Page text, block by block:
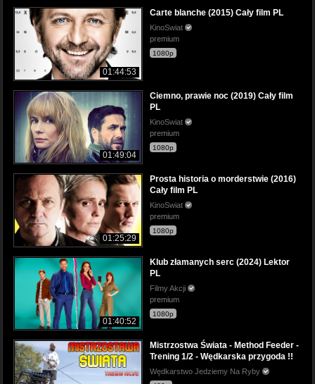
01:44:53
Carte blanche (2015) Cały film PL
KinoSwiat
premium
1080p
01:49:04
Ciemno, prawie noc (2019) Cały film
PL
KinoSwiat
premium
1080p
01:25:29
Prosta historia o morderstwie (2016)
Cały film PL
KinoSwiat
premium
1080p
01:40:52
Klub złamanych serc (2024) Lektor
PL
Filmy Akcji
premium
1080p
Mistrzostwa Świata - Method Feeder -
Trening 1/2 - Wędkarska przygoda !!
Wędkarstwo Jedziemy Na Ryby